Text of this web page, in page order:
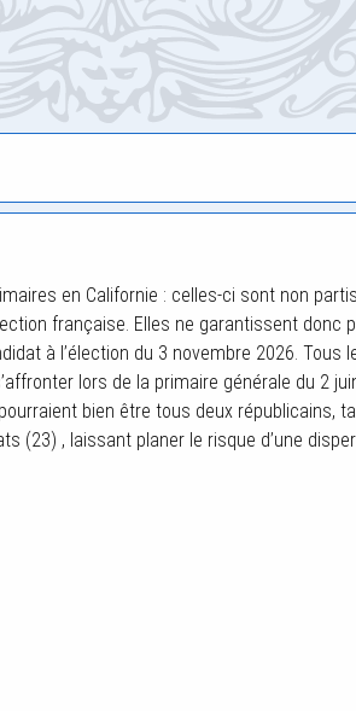
en Californie : celles-ci sont non
française. Elles ne garantissent donc
à l’élection du 3 novembre 2026. Tous
lors de la primaire générale du 2
bien être tous deux républicains,
(23) , laissant planer le risque d’une